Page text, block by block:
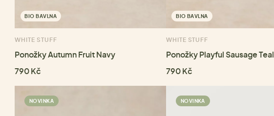
BIO BAVLNA
WHITE STUFF
Ponožky Autumn Fruit Navy
790 Kč
BIO BAVLNA
WHITE STUFF
Ponožky Playful Sausage Teal
790 Kč
NOVINKA NOVINKA